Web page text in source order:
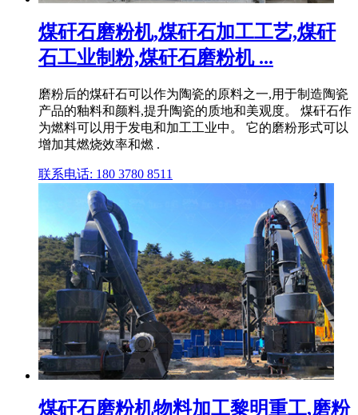
煤矸石磨粉机,煤矸石加工工艺,煤矸
石工业制粉,煤矸石磨粉机 ...
磨粉后的煤矸石可以作为陶瓷的原料之一,用于制造陶瓷
产品的釉料和颜料,提升陶瓷的质地和美观度。 煤矸石作
为燃料可以用于发电和加工工业中。 它的磨粉形式可以
增加其燃烧效率和燃 .
联系电话: 180 3780 8511
煤矸石磨粉机物料加工黎明重工,磨粉